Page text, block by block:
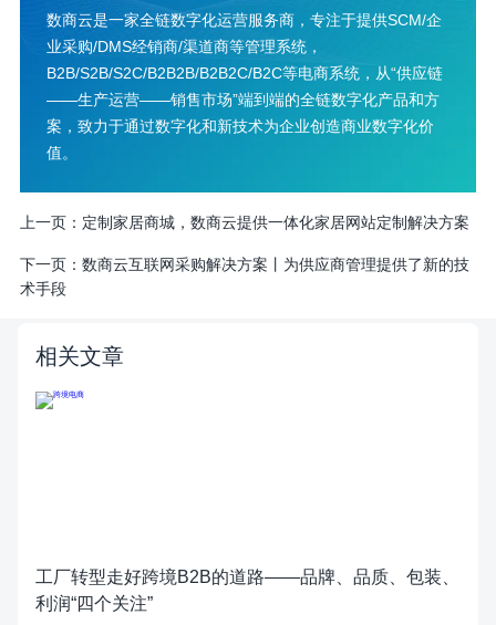
数商云是一家全链数字化运营服务商，专注于提供SCM/企
业采购/DMS经销商/渠道商等管理系统，
B2B/S2B/S2C/B2B2B/B2B2C/B2C等电商系统，从“供应链
——生产运营——销售市场”端到端的全链数字化产品和方
案，致力于通过数字化和新技术为企业创造商业数字化价
值。
上一页： 定制家居商城，数商云提供一体化家居网站定制解决方案
下一页： 数商云互联网采购解决方案丨为供应商管理提供了新的技
术手段
相关文章
工厂转型走好跨境B2B的道路——品牌、品质、包装、
利润“四个关注”